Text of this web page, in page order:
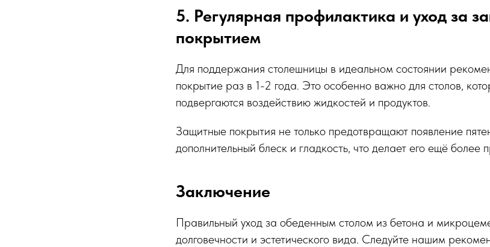
5. Регулярная профилактика и уход за
покрытием
Для поддержания столешницы в идеальном состоянии
покрытие раз в 1-2 года. Это особенно важно для столов,
подвергаются воздействию жидкостей и продуктов.
Защитные покрытия не только предотвращают появление
дополнительный блеск и гладкость, что делает его ещё более
Заключение
Правильный уход за обеденным столом из бетона и
долговечности и эстетического вида. Следуйте нашим